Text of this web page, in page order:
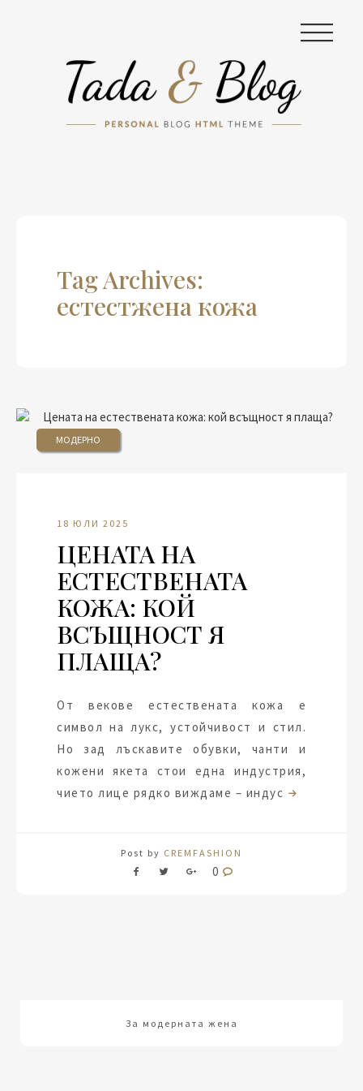
|||
Tag Archives:
естестжена кожа
МОДЕРНО
18 ЮЛИ 2025
ЦЕНАТА НА
ЕСТЕСТВЕНАТА
КОЖА: КОЙ
ВСЪЩНОСТ Я
ПЛАЩА?
От векове естествената кожа е
символ на лукс, устойчивост и стил.
Но зад лъскавите обувки, чанти и
кожени якета стои една индустрия,
чието лице рядко виждаме – индус
Post by CREMFASHION
0
За модерната жена